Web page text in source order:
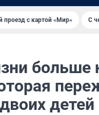
проезд с картой «Мир» С
больше